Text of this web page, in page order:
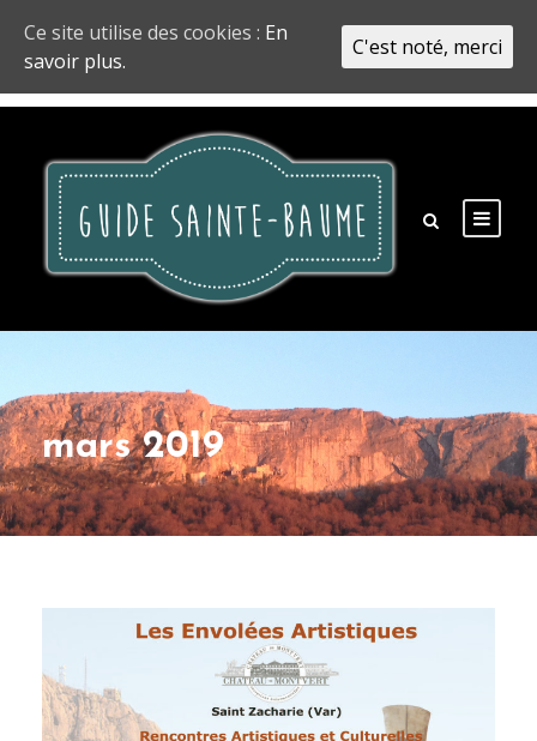
mars 2019
Ce site utilise des cookies : En
savoir plus.
C'est noté, merci